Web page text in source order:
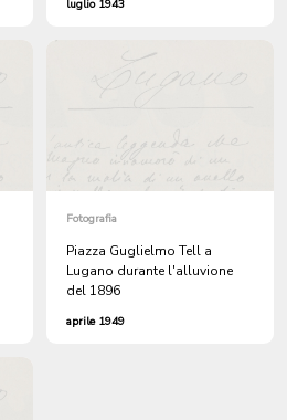
luglio 1943
Fotografia
Piazza Guglielmo Tell a
Lugano durante l'alluvione
del 1896
aprile 1949